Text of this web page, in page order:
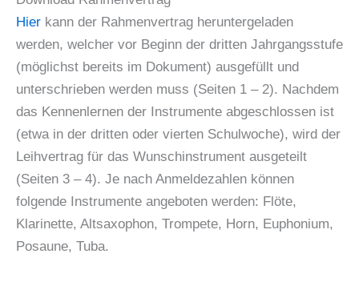
Hier kann der Rahmenvertrag heruntergeladen
werden, welcher vor Beginn der dritten Jahrgangsstufe
(möglichst bereits im Dokument) ausgefüllt und
unterschrieben werden muss (Seiten 1 – 2). Nachdem
das Kennenlernen der Instrumente abgeschlossen ist
(etwa in der dritten oder vierten Schulwoche), wird der
Leihvertrag für das Wunschinstrument ausgeteilt
(Seiten 3 – 4). Je nach Anmeldezahlen können
folgende Instrumente angeboten werden: Flöte,
Klarinette, Altsaxophon, Trompete, Horn, Euphonium,
Posaune, Tuba.